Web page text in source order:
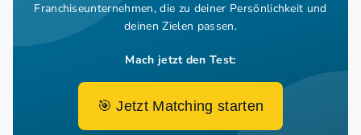
Franchiseunternehmen, die zu deiner Persönlichkeit und
deinen Zielen passen.
Mach jetzt den Test:
🎯 Jetzt Matching starten